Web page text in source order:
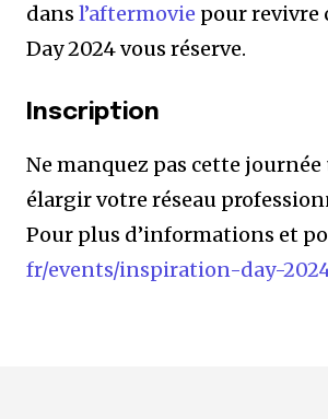
dans l’aftermovie pour revivre
Day 2024 vous réserve.
Inscription
Ne manquez pas cette
élargir votre réseau
Pour plus d’informations et
fr/events/inspiration-day-